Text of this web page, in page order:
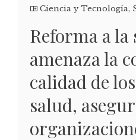
Ciencia y Tecnología,
Reforma a la
amenaza la
calidad de
salud,